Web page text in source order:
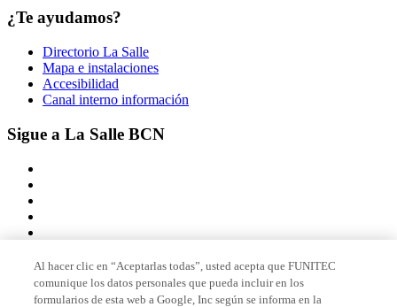
¿Te ayudamos?
Directorio La Salle
Mapa e instalaciones
Accesibilidad
Canal interno información
Sigue a La Salle BCN
Miembro de
Al hacer clic en “Aceptarlas todas”, usted acepta que FUNITEC
comunique los datos personales que pueda incluir en los
formularios de esta web a Google, Inc según se informa en la